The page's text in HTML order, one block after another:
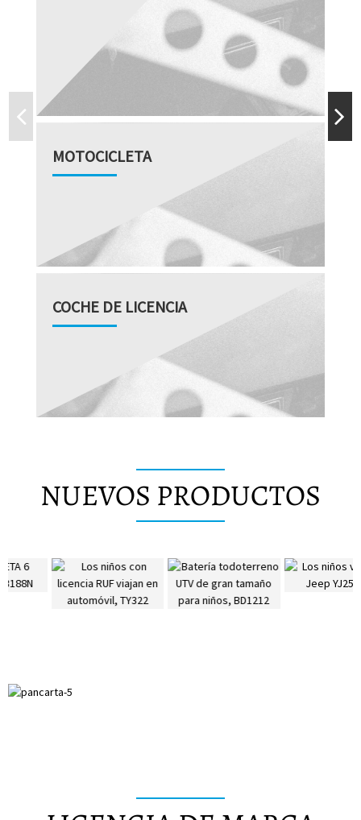
MOTOCICLETA
COCHE DE LICENCIA
NUEVOS PRODUCTOS